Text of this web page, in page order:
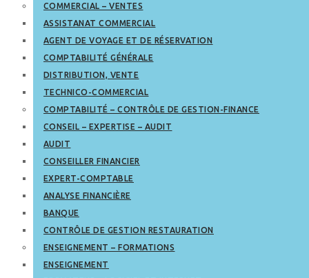
COMMERCIAL – VENTES
ASSISTANAT COMMERCIAL
AGENT DE VOYAGE ET DE RÉSERVATION
COMPTABILITÉ GÉNÉRALE
DISTRIBUTION, VENTE
TECHNICO-COMMERCIAL
COMPTABILITÉ – CONTRÔLE DE GESTION-FINANCE
CONSEIL – EXPERTISE – AUDIT
AUDIT
CONSEILLER FINANCIER
EXPERT-COMPTABLE
ANALYSE FINANCIÈRE
BANQUE
CONTRÔLE DE GESTION RESTAURATION
ENSEIGNEMENT – FORMATIONS
ENSEIGNEMENT